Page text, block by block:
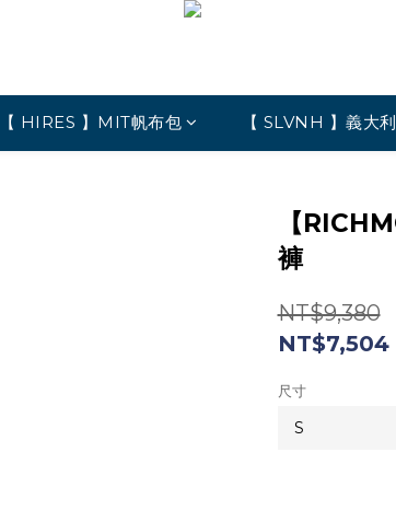
【 HIRES 】MIT帆布包 【 SLVNH 】義大
【
褲
NT$9,380
NT$7,504
尺寸